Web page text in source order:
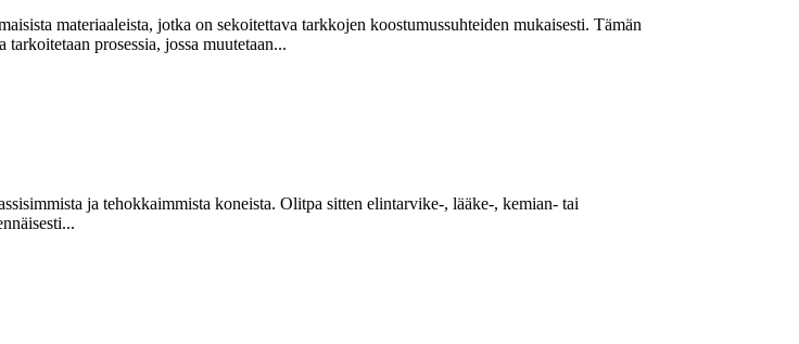
materiaaleista, jotka on sekoitettava tarkkojen koostumussuhteiden mukaisesti. Tämän
prosessia, jossa muutetaan...
ja tehokkaimmista koneista. Olitpa sitten elintarvike-, lääke-, kemian- tai